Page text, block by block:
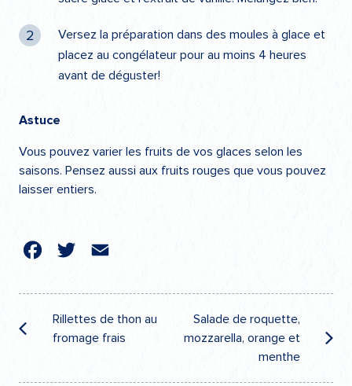
Versez la préparation dans des moules à glace et
placez au congélateur pour au moins 4 heures
avant de déguster!
Astuce
Vous pouvez varier les fruits de vos glaces selon les
saisons. Pensez aussi aux fruits rouges que vous pouvez
laisser entiers.
Twitter
Email
Navigation
de
l’article
Rillettes de thon au
fromage frais
Salade de roquette,
mozzarella, orange et
menthe